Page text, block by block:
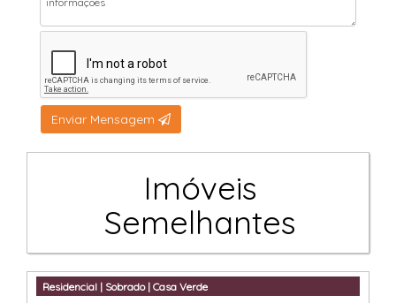
Enviar Mensagem
Imóveis
Semelhantes
Residencial | Sobrado | Casa Verde